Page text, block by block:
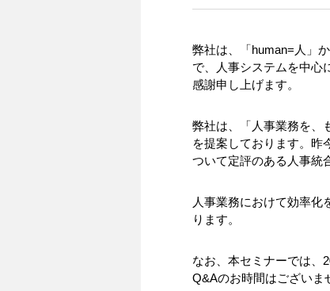
弊社は、「human=人」
で、人事システムを中心
感謝申し上げます。
弊社は、「人事業務を、
を提案しております。昨
ついて定評のある人事統
人事業務におけて効率化
ります。
なお、本セミナーでは、
Q&Aのお時間はございま